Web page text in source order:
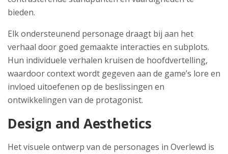
bieden.
Elk ondersteunend personage draagt bij aan het
verhaal door goed gemaakte interacties en subplots.
Hun individuele verhalen kruisen de hoofdvertelling,
waardoor context wordt gegeven aan de game’s lore en
invloed uitoefenen op de beslissingen en
ontwikkelingen van de protagonist.
Design and Aesthetics
Het visuele ontwerp van de personages in Overlewd is